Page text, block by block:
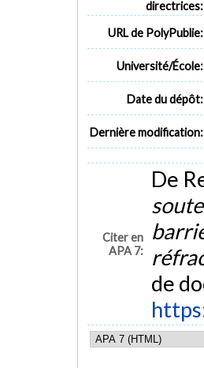
directrices:
URL de PolyPublie:
Université/École:
Date du dépôt:
Dernière modification:
Citer en
APA 7:
De
de